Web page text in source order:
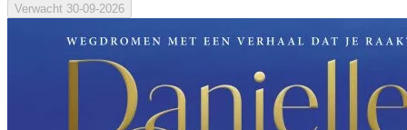
Verwacht 30-09-2026